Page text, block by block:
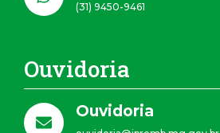
(31) 9450-9461
Ouvidoria
Ouvidoria